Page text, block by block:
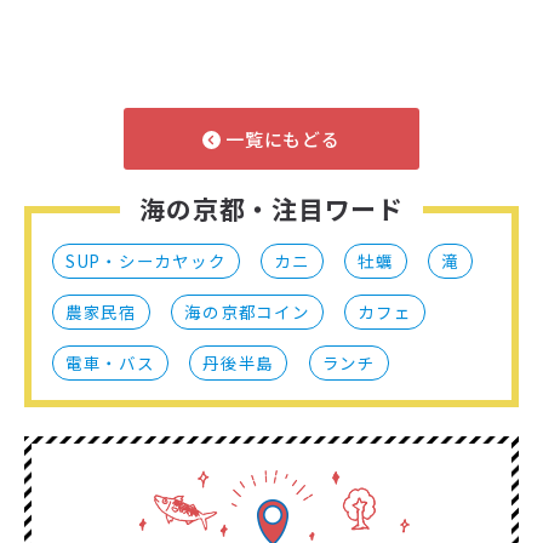
一覧にもどる
海の京都・注目ワード
SUP・シーカヤック カニ 牡蠣 滝
農家民宿 海の京都コイン カフェ
電車・バス 丹後半島 ランチ